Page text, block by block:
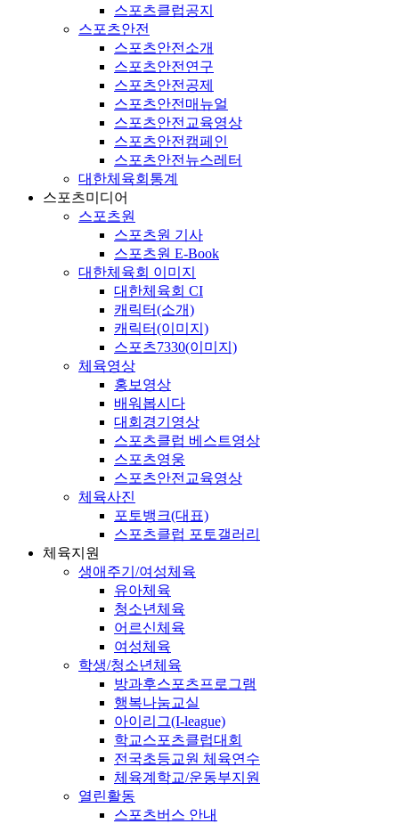
스포츠클럽공지
스포츠안전
스포츠안전소개
스포츠안전연구
스포츠안전공제
스포츠안전매뉴얼
스포츠안전교육영상
스포츠안전캠페인
스포츠안전뉴스레터
대한체육회통계
스포츠미디어
스포츠원
스포츠원 기사
스포츠원 E-Book
대한체육회 이미지
대한체육회 CI
캐릭터(소개)
캐릭터(이미지)
스포츠7330(이미지)
체육영상
홍보영상
배워봅시다
대회경기영상
스포츠클럽 베스트영상
스포츠영웅
스포츠안전교육영상
체육사진
포토뱅크(대표)
스포츠클럽 포토갤러리
체육지원
생애주기/여성체육
유아체육
청소년체육
어르신체육
여성체육
학생/청소년체육
방과후스포츠프로그램
행복나눔교실
아이리그(I-league)
학교스포츠클럽대회
전국초등교원 체육연수
체육계학교/운동부지원
열린활동
스포츠버스 안내